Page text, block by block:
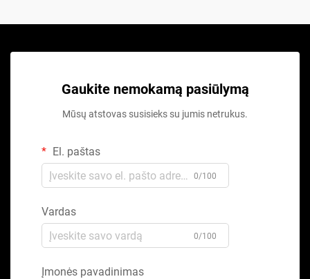
Gaukite nemokamą pasiūlymą
Mūsų atstovas susisieks su jumis netrukus.
El. paštas
0/100
Vardas
0/100
Įmonės pavadinimas